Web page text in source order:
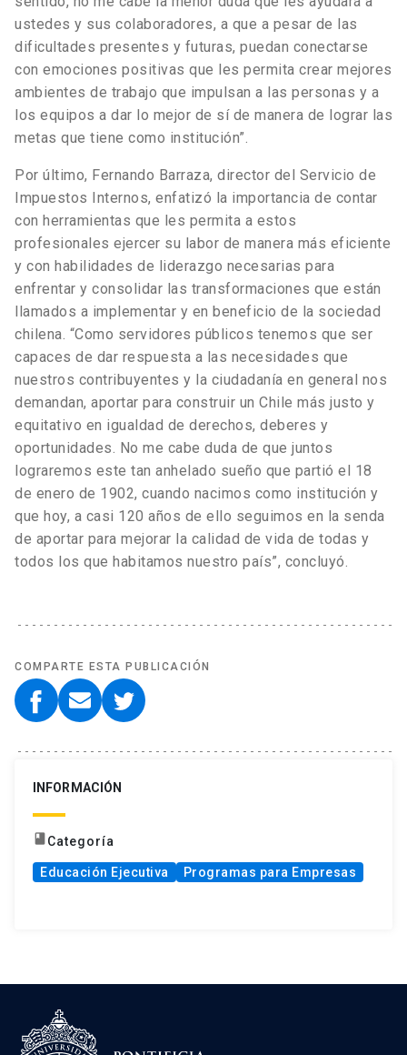
ustedes y sus colaboradores, a que a pesar de las
dificultades presentes y futuras, puedan conectarse
con emociones positivas que les permita crear mejores
ambientes de trabajo que impulsan a las personas y a
los equipos a dar lo mejor de sí de manera de lograr las
metas que tiene como institución”.
Por último, Fernando Barraza, director del Servicio de
Impuestos Internos, enfatizó la importancia de contar
con herramientas que les permita a estos
profesionales ejercer su labor de manera más eficiente
y con habilidades de liderazgo necesarias para
enfrentar y consolidar las transformaciones que están
llamados a implementar y en beneficio de la sociedad
chilena. “Como servidores públicos tenemos que ser
capaces de dar respuesta a las necesidades que
nuestros contribuyentes y la ciudadanía en general nos
demandan, aportar para construir un Chile más justo y
equitativo en igualdad de derechos, deberes y
oportunidades. No me cabe duda de que juntos
lograremos este tan anhelado sueño que partió el 18
de enero de 1902, cuando nacimos como institución y
que hoy, a casi 120 años de ello seguimos en la senda
de aportar para mejorar la calidad de vida de todas y
todos los que habitamos nuestro país”, concluyó.
COMPARTE ESTA PUBLICACIÓN
INFORMACIÓN
book Categoría
Educación Ejecutiva Programas para Empresas